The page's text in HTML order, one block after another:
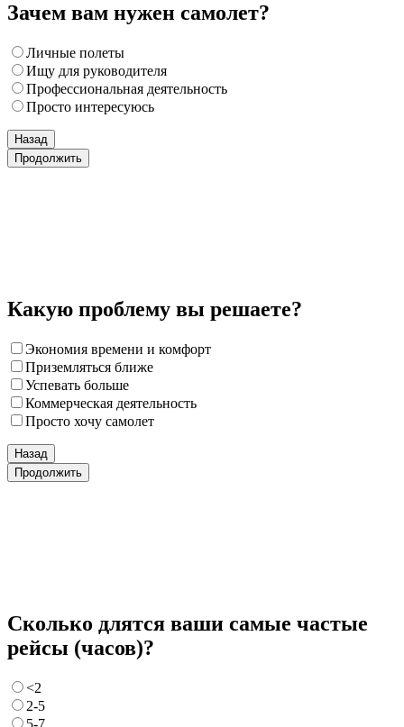
Зачем вам нужен самолет?
Личные полеты
Ищу для руководителя
Профессиональная деятельность
Просто интересуюсь
Назад
Продолжить
Какую проблему вы решаете?
Экономия времени и комфорт
Приземляться ближе
Успевать больше
Коммерческая деятельность
Просто хочу самолет
Назад
Продолжить
Сколько длятся ваши самые частые
рейсы (часов)?
<2
2-5
5-7